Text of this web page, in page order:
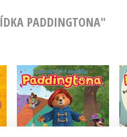
PADDINGTONA"
Dobrodružství
medvídka Paddingtona
- Druhá knížka
pohádek
Kolektiv